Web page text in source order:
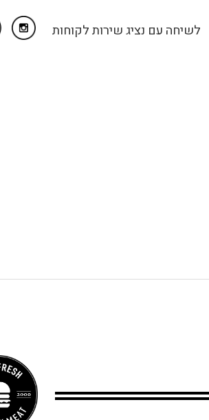
לשיחה עם נציג שירות לקוחות